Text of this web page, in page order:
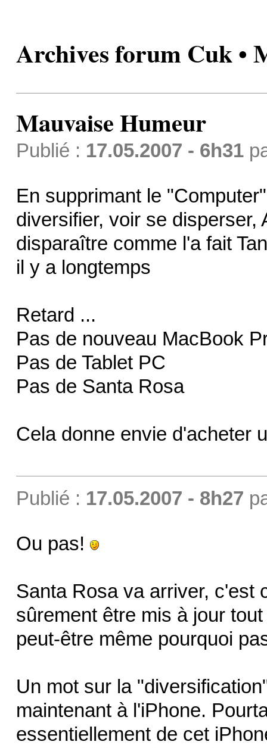
Archives forum Cuk •
Mauvaise Humeur
Publié : 17.05.2007 - 6h31
En supprimant le
diversifier, voir se disperser,
disparaître comme l'a fait
il y a longtemps
Retard ...
Pas de nouveau MacBook
Pas de Tablet PC
Pas de Santa Rosa
Cela donne envie d'acheter
Publié : 17.05.2007 - 8h27
Ou pas!
Santa Rosa va arriver, c'est
sûrement être mis à jour
peut-être même pourquoi
Un mot sur la
maintenant à l'iPhone.
essentiellement de cet